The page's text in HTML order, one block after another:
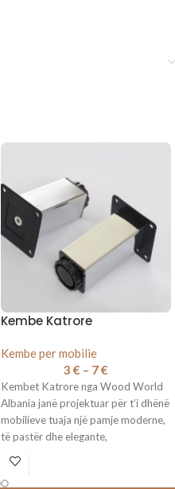
Kembe Katrore
Kembe per mobilie
3 € – 7€
Kembet Katrore nga Wood World
Albania janë projektuar për t’i dhënë
mobilieve tuaja një pamje moderne,
të pastër dhe elegante,